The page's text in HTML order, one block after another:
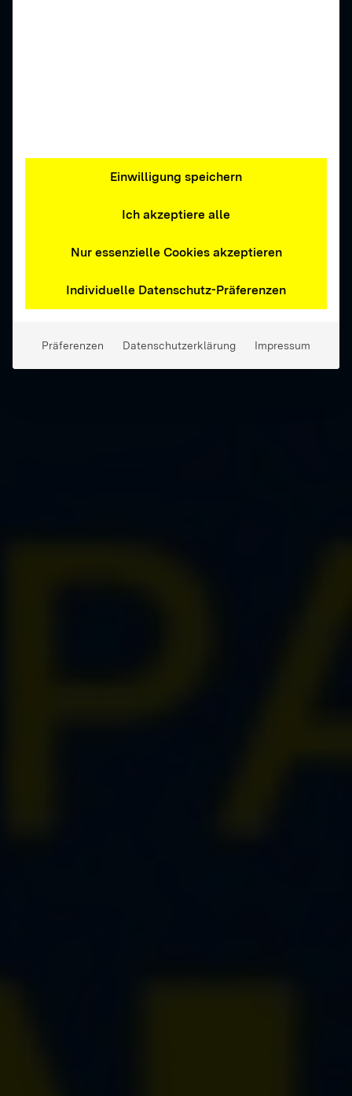
Einwilligung speichern
Ich akzeptiere alle
Nur essenzielle Cookies akzeptieren
Individuelle Datenschutz-Präferenzen
Präferenzen Datenschutzerklärung Impressum